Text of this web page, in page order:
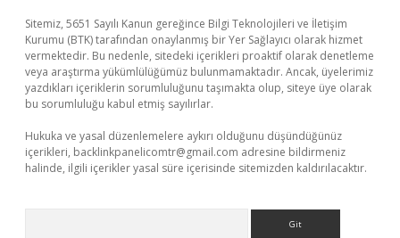
Sitemiz, 5651 Sayılı Kanun gereğince Bilgi Teknolojileri ve İletişim
Kurumu (BTK) tarafından onaylanmış bir Yer Sağlayıcı olarak hizmet
vermektedir. Bu nedenle, sitedeki içerikleri proaktif olarak denetleme
veya araştırma yükümlülüğümüz bulunmamaktadır. Ancak, üyelerimiz
yazdıkları içeriklerin sorumluluğunu taşımakta olup, siteye üye olarak
bu sorumluluğu kabul etmiş sayılırlar.
Hukuka ve yasal düzenlemelere aykırı olduğunu düşündüğünüz
içerikleri, backlinkpanelicomtr@gmail.com adresine bildirmeniz
halinde, ilgili içerikler yasal süre içerisinde sitemizden kaldırılacaktır.